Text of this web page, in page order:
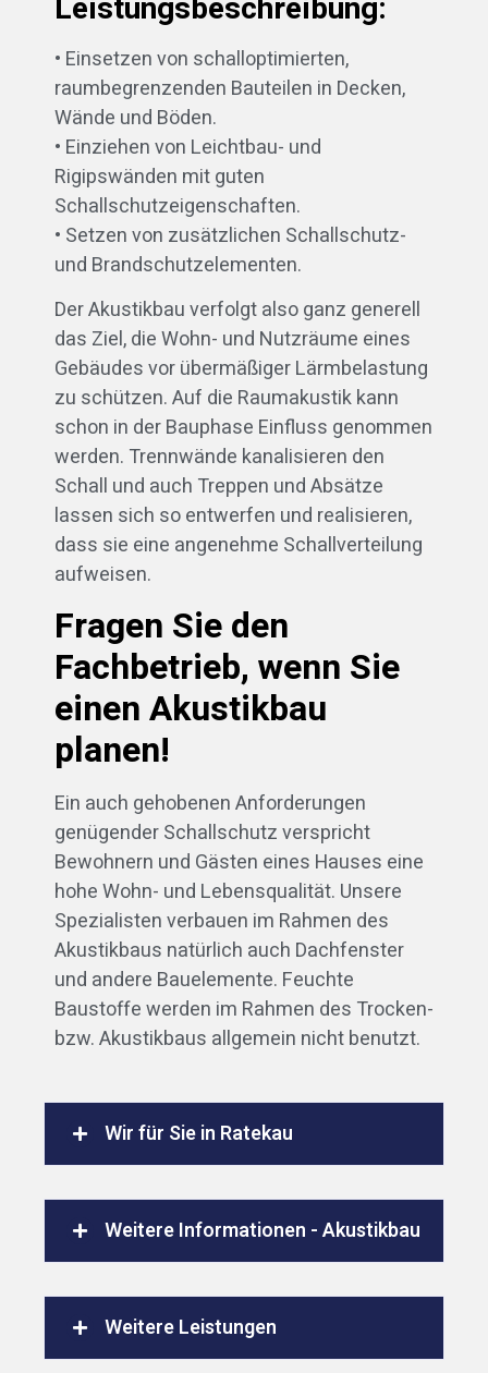
Leistungsbeschreibung:
• Einsetzen von schalloptimierten,
raumbegrenzenden Bauteilen in Decken,
Wände und Böden.
• Einziehen von Leichtbau- und
Rigipswänden mit guten
Schallschutzeigenschaften.
• Setzen von zusätzlichen Schallschutz-
und Brandschutzelementen.
Der Akustikbau verfolgt also ganz generell
das Ziel, die Wohn- und Nutzräume eines
Gebäudes vor übermäßiger Lärmbelastung
zu schützen. Auf die Raumakustik kann
schon in der Bauphase Einfluss genommen
werden. Trennwände kanalisieren den
Schall und auch Treppen und Absätze
lassen sich so entwerfen und realisieren,
dass sie eine angenehme Schallverteilung
aufweisen.
Fragen Sie den
Fachbetrieb, wenn Sie
einen Akustikbau
planen!
Ein auch gehobenen Anforderungen
genügender Schallschutz verspricht
Bewohnern und Gästen eines Hauses eine
hohe Wohn- und Lebensqualität. Unsere
Spezialisten verbauen im Rahmen des
Akustikbaus natürlich auch Dachfenster
und andere Bauelemente. Feuchte
Baustoffe werden im Rahmen des Trocken-
bzw. Akustikbaus allgemein nicht benutzt.
Wir für Sie in Ratekau
Weitere Informationen - Akustikbau
Weitere Leistungen